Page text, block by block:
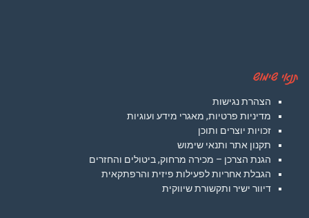
תנאי שימוש
הצהרת נגישות
מדיניות פרטיות, מאגרי מידע ועוגיות
זכויות יוצרים ותוכן
תקנון אתר ותנאי שימוש
הגנת הצרכן – מכירה מרחוק, ביטולים והחזרים
הגבלת אחריות לפעילות פיזית והרפתקאית
דיוור ישיר ותקשורת שיווקית